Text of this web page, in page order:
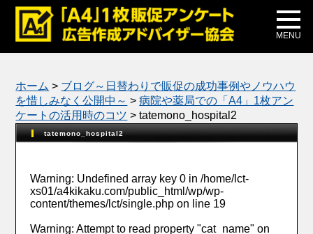
MENU
メディア掲載
公式ブログ
ホーム > ブログ～日替わりで販促の成功事例やノウハウ
を惜しみなく公開中～ >病院や薬局での「A4」1枚アン
ケートの活用時のコツ >tatemono_hospital2
tatemono_hospital2
Warning: Undefined array key 0 in/home/lct-
xs01/a4kikaku.com/public_html/wp/wp-
content/themes/lct/single.php on line 19
Warning: Attempt to read property "cat_name" on